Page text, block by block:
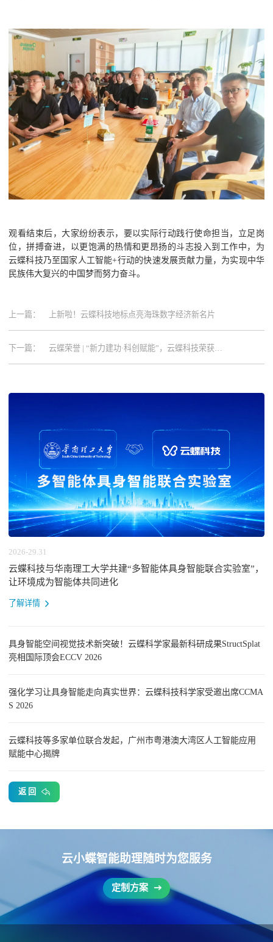
观看结束后，大家纷纷表示，要以实际行动践行使命担当，立足岗
位，拼搏奋进，以更饱满的热情和更昂扬的斗志投入到工作中，为
云蝶科技乃至国家人工智能+行动的快速发展贡献力量，为实现中华
民族伟大复兴的中国梦而努力奋斗。
上一篇： 上新啦！云蝶科技地标点亮海珠数字经济新名片
下一篇：
云蝶荣誉 | “新力建功·科创赋能”，云蝶科技荣获科
技创新成果奖
2026-29.31
云蝶科技与华南理工大学共建“多智能体具身智能联合实验室”，
让环境成为智能体共同进化
了解详情
具身智能空间视觉技术新突破！云蝶科学家最新科研成果StructSplat
亮相国际顶会ECCV 2026
强化学习让具身智能走向真实世界：云蝶科技科学家受邀出席CCMA
S 2026
云蝶科技等多家单位联合发起，广州市粤港澳大湾区人工智能应用
赋能中心揭牌
返 回
云小蝶智能助理随时为您服务
定制方案